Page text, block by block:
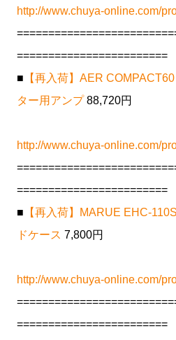
http://www.chuya-online.com/
========================
■ 【再入荷】AER
ター用アンプ88,720円
http://www.chuya-online.com/
========================
■ 【再入荷】MARUE EHC-
ドケース 7,800円
http://www.chuya-online.com/
========================